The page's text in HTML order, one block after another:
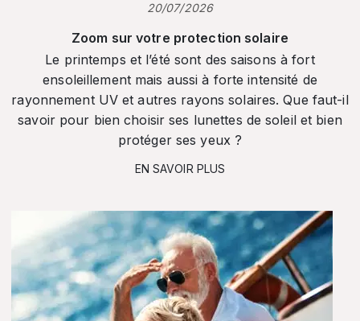
20/07/2026
Zoom sur votre protection solaire
Le printemps et l’été sont des saisons à fort
ensoleillement mais aussi à forte intensité de
rayonnement UV et autres rayons solaires. Que faut-il
savoir pour bien choisir ses lunettes de soleil et bien
protéger ses yeux ?
EN SAVOIR PLUS